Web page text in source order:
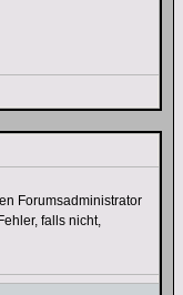
Forumsadministrator
falls nicht,